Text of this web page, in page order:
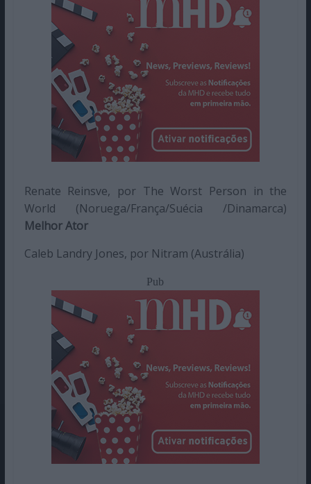
Renate Reinsve, por The Worst Person in the
World (Noruega/França/Suécia /Dinamarca)
Melhor Ator
Caleb Landry Jones, por Nitram (Austrália)
Pub